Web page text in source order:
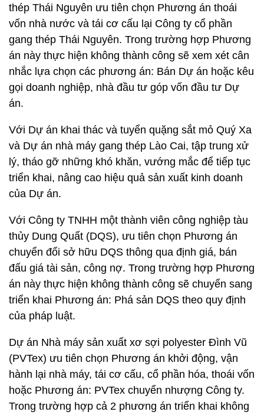
thép Thái Nguyên ưu tiên chọn Phương án thoái
vốn nhà nước và tái cơ cấu lại Công ty cổ phần
gang thép Thái Nguyên. Trong trường hợp Phương
án này thực hiện không thành công sẽ xem xét cân
nhắc lựa chọn các phương án: Bán Dự án hoặc kêu
gọi doanh nghiệp, nhà đầu tư góp vốn đầu tư Dự
án.
Với Dự án khai thác và tuyển quặng sắt mỏ Quý Xa
và Dự án nhà máy gang thép Lào Cai, tập trung xử
lý, tháo gỡ những khó khăn, vướng mắc để tiếp tục
triển khai, nâng cao hiệu quả sản xuất kinh doanh
của Dự án.
Với Công ty TNHH một thành viên công nghiệp tàu
thủy Dung Quất (DQS), ưu tiên chọn Phương án
chuyển đổi sở hữu DQS thông qua định giá, bán
đấu giá tài sản, công nợ. Trong trường hợp Phương
án này thực hiện không thành công sẽ chuyển sang
triển khai Phương án: Phá sản DQS theo quy định
của pháp luật.
Dự án Nhà máy sản xuất xơ sợi polyester Đình Vũ
(PVTex) ưu tiên chọn Phương án khởi động, vận
hành lại nhà máy, tái cơ cấu, cổ phần hóa, thoái vốn
hoặc Phương án: PVTex chuyển nhượng Công ty.
Trong trường hợp cả 2 phương án triển khai không